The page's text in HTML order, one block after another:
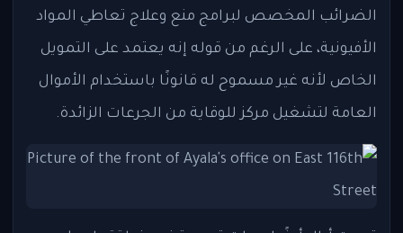
الضرائب المخصص لبرامج منع وعلاج تعاطي المواد
الأفيونية، على الرغم من قوله إنه يعتمد على التمويل
الخاص لأنه غير مسموح له قانونًا باستخدام الأموال
العامة لتشغيل مركز للوقاية من الجرعات الزائدة.